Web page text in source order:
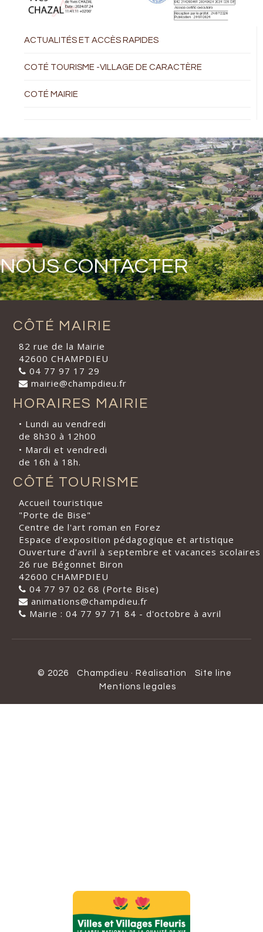
ACTUALITÉS ET ACCÈS RAPIDES
COTÉ TOURISME -VILLAGE DE CARACTÈRE
COTÉ MAIRIE
NOUS CONTACTER
CÔTÉ MAIRIE
82 rue de la Mairie
42600 CHAMPDIEU
04 77 97 17 29
mairie@champdieu.fr
HORAIRES MAIRIE
• Lundi au vendredi
de 8h30 à 12h00
• Mardi et vendredi
de 16h à 18h.
CÔTÉ TOURISME
Accueil touristique
"Porte de Bise"
Centre de l'art roman en Forez
Espace d'exposition pédagogique et artistique
Ouverture d'avril à septembre et vacances scolaires
26 rue Bégonnet Biron
42600 CHAMPDIEU
04 77 97 02 68 (Porte Bise)
animations@champdieu.fr
Mairie : 04 77 97 71 84 - d'octobre à avril
© 2026 Champdieu · Réalisation
Site line
Mentions legales